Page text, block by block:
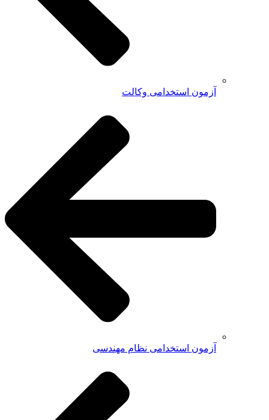
آزمون استخدامی وکالت
آزمون استخدامی نظام مهندسی